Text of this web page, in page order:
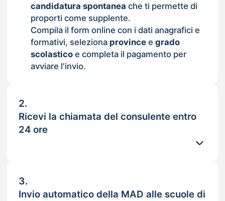
candidatura spontanea che ti permette di
proporti come supplente.
Compila il form online con i dati anagrafici e
formativi, seleziona provincee grado
scolasticoe completa il pagamento per
avviare l'invio.
2.
Ricevi la chiamata del consulente entro
24 ore
3.
Invio automatico della MAD alle scuole di